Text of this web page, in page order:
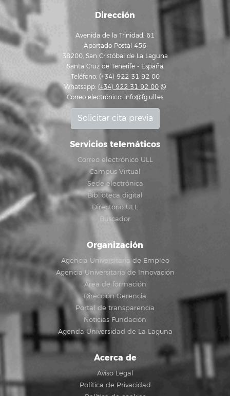
Dirección
Avenida de la Trinidad, 61
Apartado Postal 456
38200, San Cristóbal de La Laguna
Santa Cruz de Tenerife - España
Teléfono: (+34) 922 31 92 00
Whatsapp: (+34) 922 31 92 00
Correo electrónico: info@fg.ull.es
Solicitar cita previa
Servicios telemáticos
Correo electrónico ULL
Campus Virtual
Sede electrónica
Biblioteca digital
Directorio ULL
Buscador
Organización
Agencia Universitaria de Empleo
Agencia Universitaria de Innovación
Área de formación
Dirección Gerencia
Portal de transparencia
Noticias Fundación
Agenda Universidad de La Laguna
Acerca de
Aviso Legal
Política de Privacidad